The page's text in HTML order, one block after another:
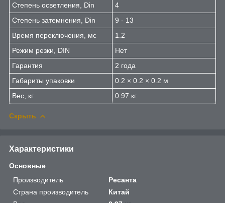
Степень осветления, Din
4
Степень затемнения, Din
9 - 13
Время переключения, мс
1.2
Режим резки, DIN
Нет
Гарантия
2 года
Габариты упаковки
0.2 × 0.2 × 0.2 м
Вес, кг
0.97 кг
Скрыть
Характеристики
Основные
Производитель
Ресанта
Страна производитель
Китай